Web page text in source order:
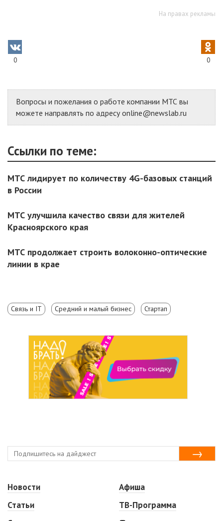
На правах рекламы
0 0
Вопросы и пожелания о работе компании МТС вы
можете направлять по адресу online@newslab.ru
Ссылки по теме:
МТС лидирует по количеству 4G-базовых станций
в России
МТС улучшила качество связи для жителей
Красноярского края
МТС продолжает строить волоконно-оптические
линии в крае
Связь и IT Средний и малый бизнес Стартап
Новости
Статьи
Афиша
ТВ-Программа